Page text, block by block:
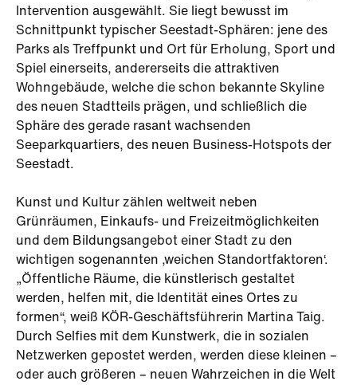
Intervention ausgewählt. Sie liegt bewusst im
Schnittpunkt typischer Seestadt-Sphären: jene des
Parks als Treffpunkt und Ort für Erholung, Sport und
Spiel einerseits, andererseits die attraktiven
Wohngebäude, welche die schon bekannte Skyline
des neuen Stadtteils prägen, und schließlich die
Sphäre des gerade rasant wachsenden
Seeparkquartiers, des neuen Business-Hotspots der
Seestadt.
Kunst und Kultur zählen weltweit neben
Grünräumen, Einkaufs- und Freizeit­möglichkeiten
und dem Bildungsan­gebot einer Stadt zu den
wichtigen sogenannten ‚weichen Standortfakto­ren‘.
„Öffent­liche Räume, die künstlerisch gestaltet
werden, helfen mit, die Identität eines Ortes zu
formen“, weiß KÖR-Geschäfts­führerin Martina Taig.
Durch Selfies mit dem Kunstwerk, die in sozialen
Netzwerken gepostet werden, werden diese kleinen –
oder auch größeren – neuen Wahrzeichen in die Welt